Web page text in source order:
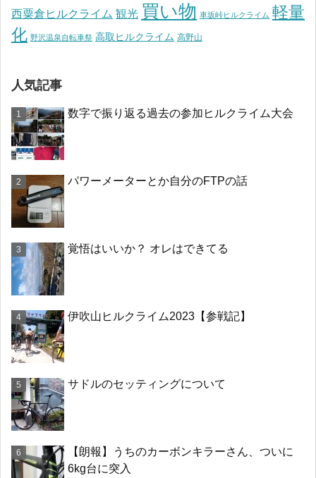
西粟倉ヒルクライム 観光 買い物 車坂峠ヒルクライム 軽量
化 野沢温泉自転車祭 高取ヒルクライム 高野山
人気記事
数字で振り返る過去の参加ヒルクライム大会
パワーメーターとか自分のFTPの話
覚悟はいいか？ オレはできてる
伊吹山ヒルクライム2023【参戦記】
サドルのセッティングについて
【朗報】うちのカーボンキラーさん、ついに
6kg台に突入